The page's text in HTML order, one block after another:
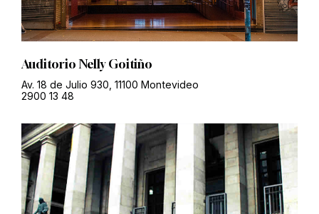
Auditorio Nelly Goitiño
Av. 18 de Julio 930, 11100 Montevideo
2900 13 48